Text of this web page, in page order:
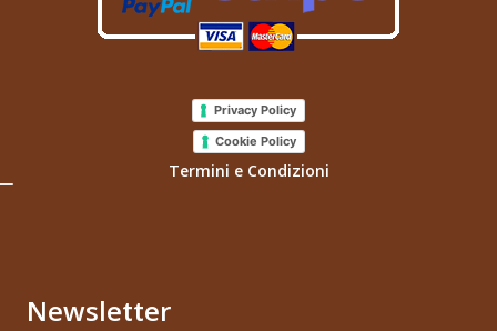
Privacy Policy
Cookie Policy
Termini e Condizioni
Newsletter